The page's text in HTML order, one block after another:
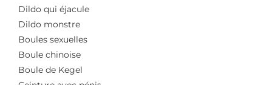
Dildo qui éjacule
Dildo monstre
Boules sexuelles
Boule chinoise
Boule de Kegel